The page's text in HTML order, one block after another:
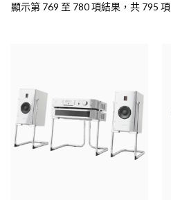
顯示第 769 至 780 項結果，共 795 項